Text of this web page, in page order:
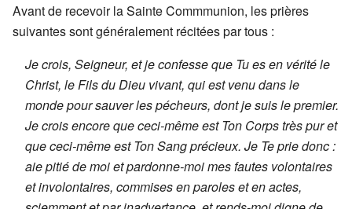
Avant de recevoir la Sainte Commmunion, les prières
suivantes sont généralement récitées par tous :
Je crois, Seigneur, et je confesse que Tu es en vérité le
Christ, le Fils du Dieu vivant, qui est venu dans le
monde pour sauver les pécheurs, dont je suis le premier.
Je crois encore que ceci-même est Ton Corps très pur et
que ceci-même est Ton Sang précieux. Je Te prie donc :
aie pitié de moi et pardonne-moi mes fautes volontaires
et involontaires, commises en paroles et en actes,